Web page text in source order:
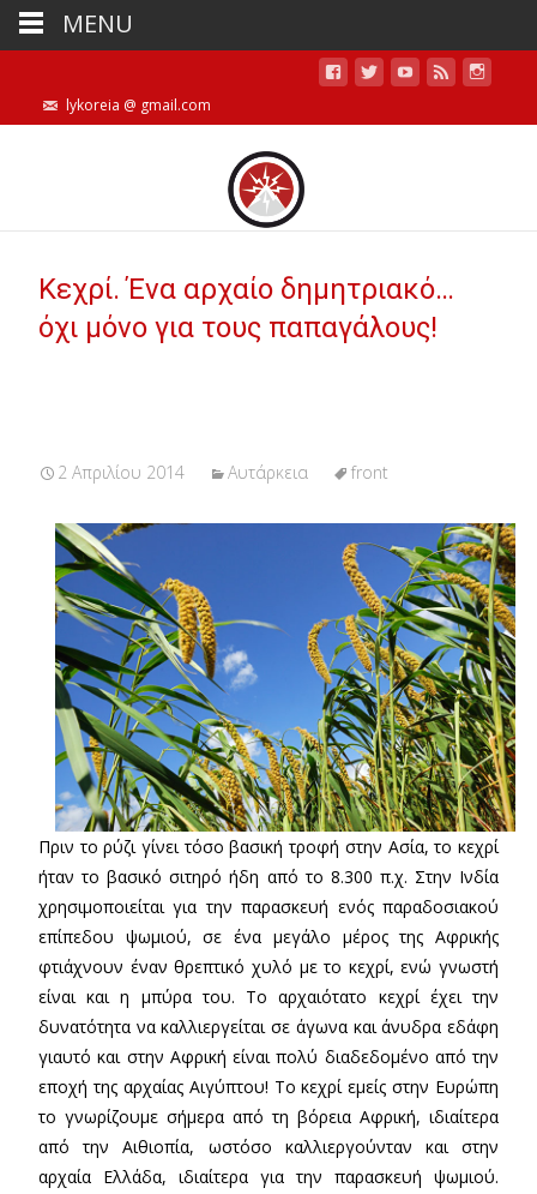
lykoreia @ gmail.com
Κεχρί. Ένα αρχαίο δημητριακό…
όχι μόνο για τους παπαγάλους!
2 Απριλίου 2014 Αυτάρκεια front
Πριν το ρύζι γίνει τόσο βασική τροφή στην Ασία, το κεχρί
ήταν το βασικό σιτηρό ήδη από το 8.300 π.χ. Στην Ινδία
χρησιμοποιείται για την παρασκευή ενός παραδοσιακού
επίπεδου ψωμιού, σε ένα μεγάλο μέρος της Αφρικής
φτιάχνουν έναν θρεπτικό χυλό με το κεχρί, ενώ γνωστή
είναι και η μπύρα του. Το αρχαιότατο κεχρί έχει την
δυνατότητα να καλλιεργείται σε άγωνα και άνυδρα εδάφη
γιαυτό και στην Αφρική είναι πολύ διαδεδομένο από την
εποχή της αρχαίας Αιγύπτου! Το κεχρί εμείς στην Ευρώπη
το γνωρίζουμε σήμερα από τη βόρεια Αφρική, ιδιαίτερα
από την Αιθιοπία, ωστόσο καλλιεργούνταν και στην
αρχαία Ελλάδα, ιδιαίτερα για την παρασκευή ψωμιού.
MENU